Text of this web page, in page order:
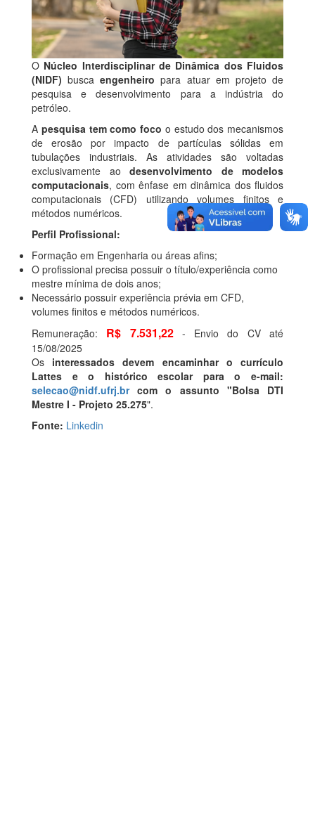
O Núcleo Interdisciplinar de Dinâmica dos Fluidos
(NIDF) buscaengenheiro para atuar em projeto de
pesquisa e desenvolvimento para a indústria do
petróleo.
A pesquisa tem como foco o estudo dos mecanismos
de erosão por impacto de partículas sólidas em
tubulações industriais. As atividades são voltadas
exclusivamente ao desenvolvimento de modelos
computacionais, com ênfase em dinâmica dos fluidos
computacionais (CFD) utilizando volumes finitos e
métodos numéricos.
Perfil Profissional:
Formação em Engenharia ou áreas afins;
O profissional precisa possuir o título/experiência como
mestre mínima de dois anos;
Necessário possuir experiência prévia em CFD,
volumes finitos e métodos numéricos.
Remuneração: R$ 7.531,22- Envio do CV até
15/08/2025
Os interessados devem encaminhar o currículo
Lattes e o histórico escolar para o e-mail:
selecao@nidf.ufrj.brcom o assunto "Bolsa DTI
Mestre I - Projeto 25.275".
Fonte: Linkedin